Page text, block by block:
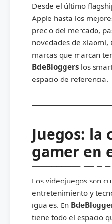
Desde el último
Apple hasta los
precio del mercado,
novedades de Xiaomi,
marcas que marcan
BdeBloggers los
espacio de referencia.
Juegos: la
gamer en
Los videojuegos son
entretenimiento y
iguales. En
tiene todo el espacio